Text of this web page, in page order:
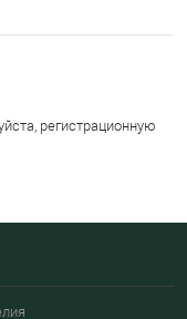
регистрационную